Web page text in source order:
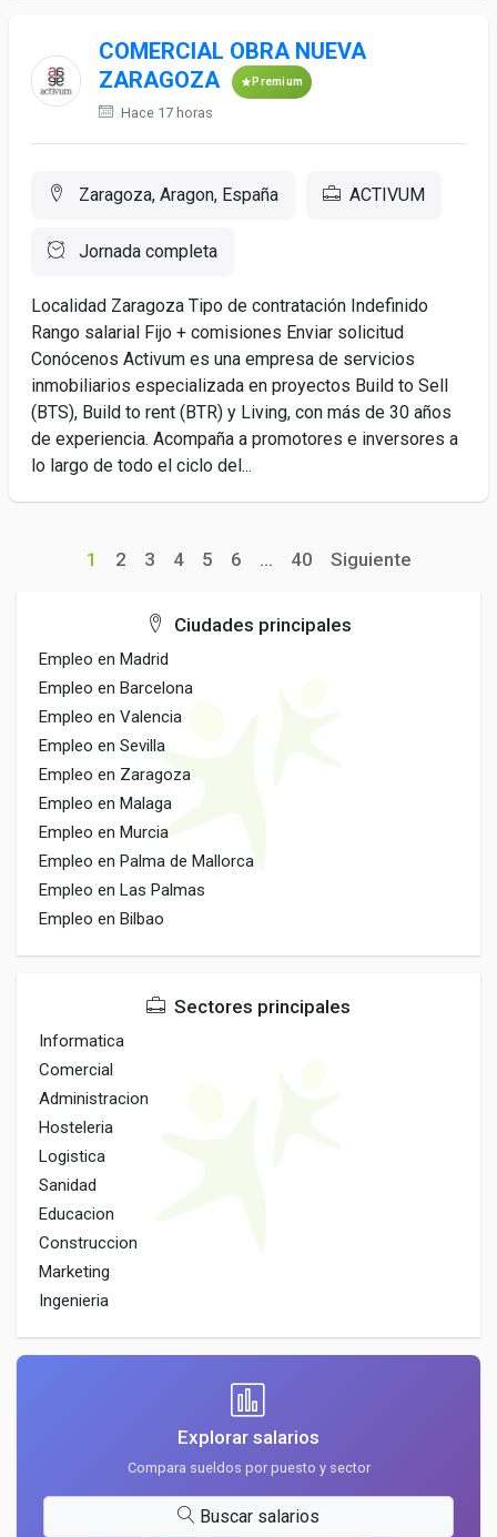
COMERCIAL OBRA NUEVA
ZARAGOZA
Premium
Hace 17 horas
Zaragoza, Aragon, España ACTIVUM
Jornada completa
Localidad Zaragoza Tipo de contratación Indefinido
Rango salarial Fijo + comisiones Enviar solicitud
Conócenos Activum es una empresa de servicios
inmobiliarios especializada en proyectos Build to Sell
(BTS), Build to rent (BTR) y Living, con más de 30 años
de experiencia. Acompaña a promotores e inversores a
lo largo de todo el ciclo del...
1 2 3 4 5 6 ... 40 Siguiente
Ciudades principales
Empleo en Madrid
Empleo en Barcelona
Empleo en Valencia
Empleo en Sevilla
Empleo en Zaragoza
Empleo en Malaga
Empleo en Murcia
Empleo en Palma de Mallorca
Empleo en Las Palmas
Empleo en Bilbao
Sectores principales
Informatica
Comercial
Administracion
Hosteleria
Logistica
Sanidad
Educacion
Construccion
Marketing
Ingenieria
Explorar salarios
Compara sueldos por puesto y sector
Buscar salarios